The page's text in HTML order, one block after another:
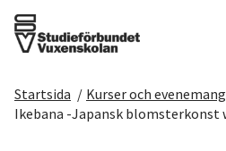
Det här gör vi
Startsida / Kurser och evenemang
Ikebana -Japansk blomsterkonst